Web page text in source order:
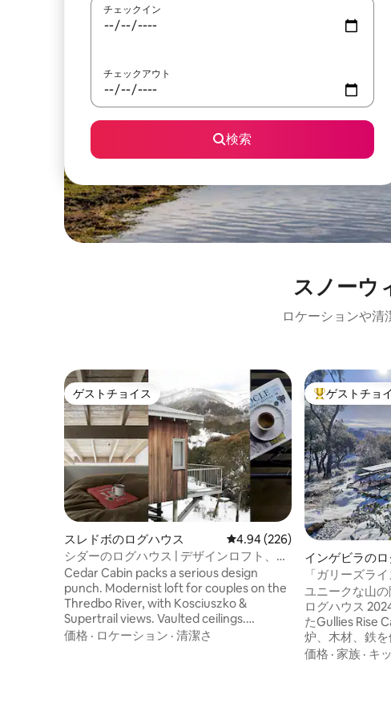
チェックイン
チェックアウト
検索
スノーウ
ロケーションや
ゲストチョイス
ゲストチョイス
スレドボのログハウス レビュー226件、5つ星中4.94
4.94 (226)
シダーのログハウス | デザインロフト、温
泉、山の眺望
Cedar Cabin packs a serious design
punch. Modernist loft for couples on the
Thredbo River, with Kosciuszko &
Supertrail views. Vaulted ceilings.
Japanese Onsen for post-slope unwind.
価格 · ロケーション · 清潔さ
大好評のゲス
ゲストチョ
インゲビラの
「ガリーズラ
モダン、山の景
ユニークな山の
ログハウス 2024年10月に新しく修復され
たGullies Rise
炉、木材、鉄
な快適さ、アメ
価格 · 家族 · キ